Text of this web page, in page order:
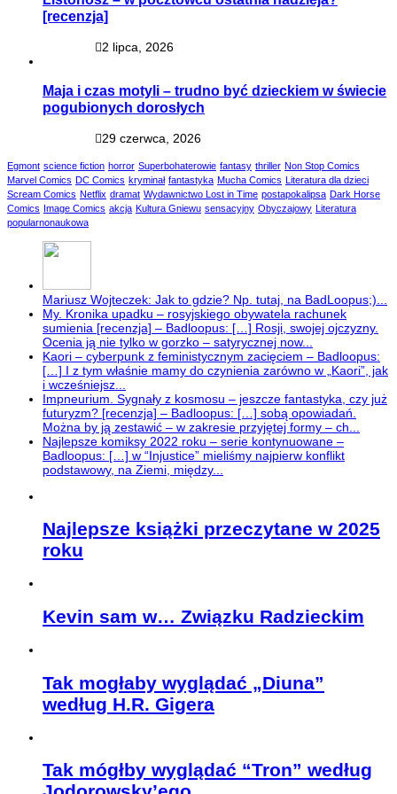
[recenzja]
2 lipca, 2026
Maja i czas motyli – trudno być dzieckiem w świecie
pogubionych dorosłych
29 czerwca, 2026
Egmont science fiction horror Superbohaterowie fantasy thriller Non Stop Comics
Marvel Comics DC Comics kryminał fantastyka Mucha Comics Literatura dla dzieci
Scream Comics Netflix dramat Wydawnictwo Lost in Time postapokalipsa Dark Horse
Comics Image Comics akcja Kultura Gniewu sensacyjny Obyczajowy Literatura
popularnonaukowa
Mariusz Wojteczek: Jak to gdzie? Np. tutaj, na BadLoopus;)...
My. Kronika upadku – rosyjskiego obywatela rachunek
sumienia [recenzja] – Badloopus: […] Rosji, swojej ojczyzny.
Ocenia ją nie tylko w gorzko – satyrycznej now...
Kaori – cyberpunk z feministycznym zacięciem – Badloopus:
[…] I z tym właśnie mamy do czynienia zarówno w „Kaori”, jak
i wcześniejsz...
Impneurium. Sygnały z kosmosu – jeszcze fantastyka, czy już
futuryzm? [recenzja] – Badloopus: […] sobą opowiadań.
Można by ją zestawić – w zakresie przyjętej formy – ch...
Najlepsze komiksy 2022 roku – serie kontynuowane –
Badloopus: […] w “Injustice” mieliśmy najpierw konflikt
podstawowy, na Ziemi, między...
Najlepsze książki przeczytane w 2025
roku
Kevin sam w… Związku Radzieckim
Tak mogłaby wyglądać „Diuna”
według H.R. Gigera
Tak mógłby wyglądać “Tron” według